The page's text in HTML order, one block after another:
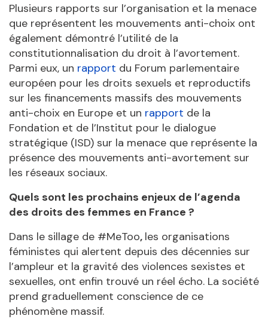
Plusieurs rapports sur l’organisation et la menace
que représentent les mouvements anti-choix ont
également démontré l’utilité de la
constitutionnalisation du droit à l’avortement.
Parmi eux, un rapport du Forum parlementaire
européen pour les droits sexuels et reproductifs
sur les financements massifs des mouvements
anti-choix en Europe et un rapport de la
Fondation et de l’Institut pour le dialogue
stratégique (ISD) sur la menace que représente la
présence des mouvements anti-avortement sur
les réseaux sociaux.
Quels sont les prochains enjeux de l’agenda
des droits des femmes en France ?
Dans le sillage de #MeToo, les organisations
féministes qui alertent depuis des décennies sur
l’ampleur et la gravité des violences sexistes et
sexuelles, ont enfin trouvé un réel écho. La société
prend graduellement conscience de ce
phénomène massif.